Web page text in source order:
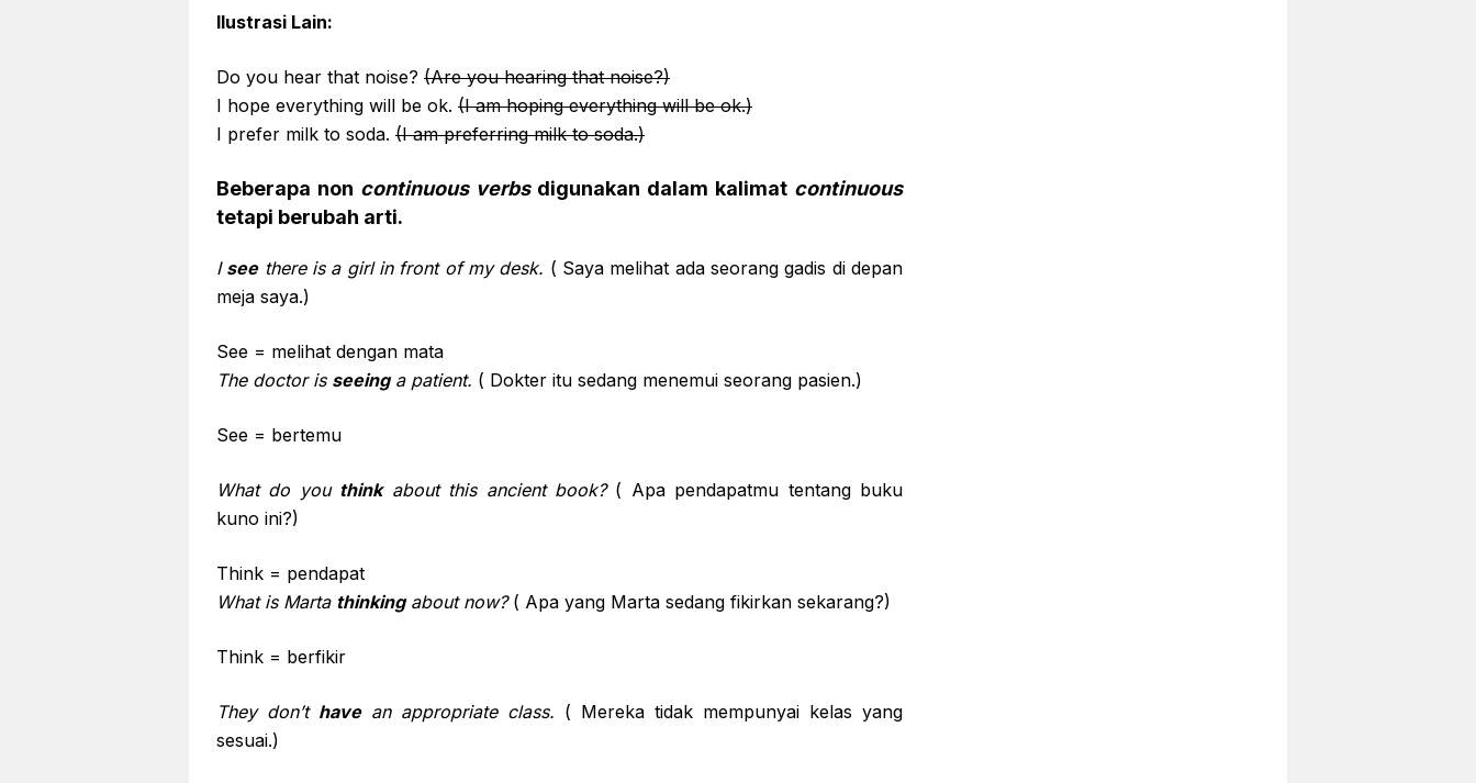
Ilustrasi Lain:
Do you hear that noise? (Are you hearing that noise?)
I hope everything will be ok. (I am hoping everything will beok.)
I prefer milk to soda. (I am preferringmilk tosoda.)
Beberapa non continuous verbsdigunakan dalam kalimat continuous
tetapi berubah arti.
I seethere is a girl in front ofmy desk. ( Saya melihat ada seorang gadis di depan
meja saya.)
See = melihat dengan mata
The doctor is seeinga patient. ( Dokter itu sedang menemui seorang pasien.)
See = bertemu
What do you think about this ancient book?( Apa pendapatmu tentang buku
kuno ini?)
Think = pendapat
What is Marta thinkingaboutnow?( Apa yang Marta sedang fikirkan sekarang?)
Think = berfikir
They don’t havean appropriate class. ( Mereka tidak mempunyai kelas yang
sesuai.)